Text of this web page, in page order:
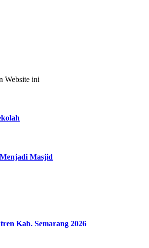
Website ini
Masjid
Kab. Semarang 2026